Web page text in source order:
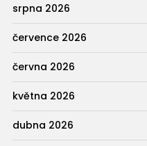
srpna 2026
července 2026
června 2026
května 2026
dubna 2026